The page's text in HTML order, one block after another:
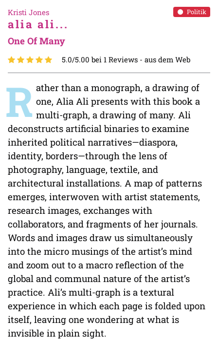
Politik
Kristi Jones
alia ali...
One Of Many
5.0/5.00 bei 1 Reviews - aus dem Web
R ather than a monograph, a drawing of
one, Alia Ali presents with this book a
multi-graph, a drawing of many. Ali
deconstructs artificial binaries to examine
inherited political narratives—diaspora,
identity, borders—through the lens of
photography, language, textile, and
architectural installations. A map of patterns
emerges, interwoven with artist statements,
research images, exchanges with
collaborators, and fragments of her journals.
Words and images draw us simultaneously
into the micro musings of the artist’s mind
and zoom out to a macro reflection of the
global and communal nature of the artist’s
practice. Ali’s multi-graph is a textural
experience in which each page is folded upon
itself, leaving one wondering at what is
invisible in plain sight.